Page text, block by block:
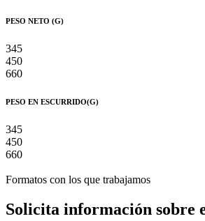
PESO NETO (G)
345
450
660
PESO EN ESCURRIDO(G)
345
450
660
Formatos con los que trabajamos
Solicita información sobre